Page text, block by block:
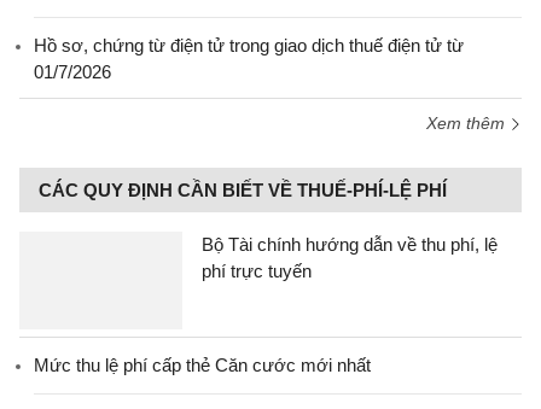
Hồ sơ, chứng từ điện tử trong giao dịch thuế điện tử từ
01/7/2026
Xem thêm
CÁC QUY ĐỊNH CẦN BIẾT VỀ THUẾ-PHÍ-LỆ PHÍ
Bộ Tài chính hướng dẫn về thu phí, lệ
phí trực tuyến
Mức thu lệ phí cấp thẻ Căn cước mới nhất